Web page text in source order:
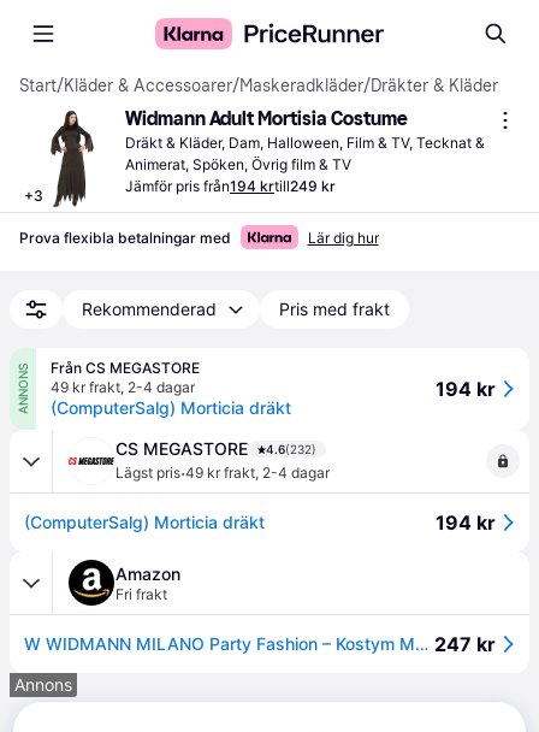
Start/Kläder & Accessoarer/Maskeradkläder/Dräkter & Kläder
+3
Widmann Adult Mortisia Costume
Dräkt & Kläder, Dam, Halloween, Film & TV, Tecknat &
Animerat, Spöken, Övrig film & TV
Jämför pris från194 krtill249 kr
Prova flexibla betalningar med Lär dig hur
Rekommenderad Pris med frakt
ANNONS
Från CS MEGASTORE
49 kr frakt, 2-4 dagar
(ComputerSalg) Morticia dräkt
194 kr
CS MEGASTORE 4.6(232)
Lägst pris·49 kr frakt, 2-4 dagar
(ComputerSalg) Morticia dräkt 194 kr
Amazon
Fri frakt
W WIDMANN MILANO Party Fashion – Kostym Mortisia, klänning, häxa, ond älva, karnevaldräkt, halloween 247 kr
Annons